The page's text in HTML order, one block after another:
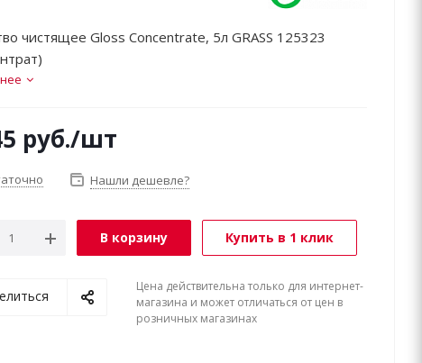
чистящее Gloss Concentrate, 5л GRASS 125323
руб./шт
Нашли дешевле?
В корзину Купить в 1 клик
Цена действительна только для интернет-
магазина и может отличаться от цен в
розничных магазинах